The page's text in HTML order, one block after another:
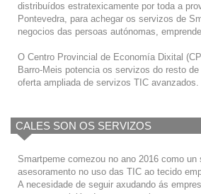
distribuídos estratexicamente por toda a
Pontevedra, para achegar os servizos de
negocios das persoas autónomas,
O Centro Provincial de Economía Dixital
Barro-Meis potencia os servizos do resto
oferta ampliada de servizos TIC avanzados.
CALES SON OS SERVIZOS
Smartpeme comezou no ano 2016 como un
asesoramento no uso das TIC ao tecido
A necesidade de seguir axudando ás